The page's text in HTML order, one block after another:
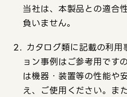
当社は、本製品との適合
負いません。
2. カタログ類に記載の利用
ョン事例はご参考用です
は機器・装置等の性能や
え、ご使用ください。ま